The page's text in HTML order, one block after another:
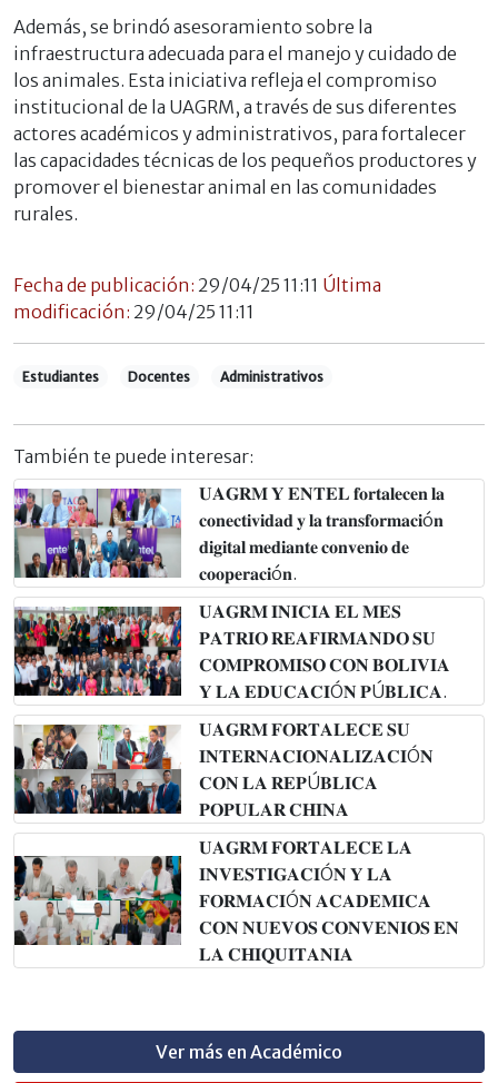
Además, se brindó asesoramiento sobre la
infraestructura adecuada para el manejo y cuidado de
los animales. Esta iniciativa refleja el compromiso
institucional de la UAGRM, a través de sus diferentes
actores académicos y administrativos, para fortalecer
las capacidades técnicas de los pequeños productores y
promover el bienestar animal en las comunidades
rurales.
Fecha de publicación: 29/04/25 11:11 Última
modificación: 29/04/25 11:11
Estudiantes Docentes Administrativos
También te puede interesar:
𝐔𝐀𝐆𝐑𝐌 𝐘 𝐄𝐍𝐓𝐄𝐋 𝐟𝐨𝐫𝐭𝐚𝐥𝐞𝐜𝐞𝐧 𝐥𝐚
𝐜𝐨𝐧𝐞𝐜𝐭𝐢𝐯𝐢𝐝𝐚𝐝 𝐲 𝐥𝐚 𝐭𝐫𝐚𝐧𝐬𝐟𝐨𝐫𝐦𝐚𝐜𝐢ó𝐧
𝐝𝐢𝐠𝐢𝐭𝐚𝐥 𝐦𝐞𝐝𝐢𝐚𝐧𝐭𝐞 𝐜𝐨𝐧𝐯𝐞𝐧𝐢𝐨 𝐝𝐞
𝐜𝐨𝐨𝐩𝐞𝐫𝐚𝐜𝐢ó𝐧.
𝐔𝐀𝐆𝐑𝐌 𝐈𝐍𝐈𝐂𝐈𝐀 𝐄𝐋 𝐌𝐄𝐒
𝐏𝐀𝐓𝐑𝐈𝐎 𝐑𝐄𝐀𝐅𝐈𝐑𝐌𝐀𝐍𝐃𝐎 𝐒𝐔
𝐂𝐎𝐌𝐏𝐑𝐎𝐌𝐈𝐒𝐎 𝐂𝐎𝐍 𝐁𝐎𝐋𝐈𝐕𝐈𝐀
𝐘 𝐋𝐀 𝐄𝐃𝐔𝐂𝐀𝐂𝐈Ó𝐍 𝐏Ú𝐁𝐋𝐈𝐂𝐀.
𝐔𝐀𝐆𝐑𝐌 𝐅𝐎𝐑𝐓𝐀𝐋𝐄𝐂𝐄 𝐒𝐔
𝐈𝐍𝐓𝐄𝐑𝐍𝐀𝐂𝐈𝐎𝐍𝐀𝐋𝐈𝐙𝐀𝐂𝐈Ó𝐍
𝐂𝐎𝐍 𝐋𝐀 𝐑𝐄𝐏Ú𝐁𝐋𝐈𝐂𝐀
𝐏𝐎𝐏𝐔𝐋𝐀𝐑 𝐂𝐇𝐈𝐍𝐀
𝐔𝐀𝐆𝐑𝐌 𝐅𝐎𝐑𝐓𝐀𝐋𝐄𝐂𝐄 𝐋𝐀
𝐈𝐍𝐕𝐄𝐒𝐓𝐈𝐆𝐀𝐂𝐈Ó𝐍 𝐘 𝐋𝐀
𝐅𝐎𝐑𝐌𝐀𝐂𝐈Ó𝐍 𝐀𝐂𝐀𝐃𝐄𝐌𝐈𝐂𝐀
𝐂𝐎𝐍 𝐍𝐔𝐄𝐕𝐎𝐒 𝐂𝐎𝐍𝐕𝐄𝐍𝐈𝐎𝐒 𝐄𝐍
𝐋𝐀 𝐂𝐇𝐈𝐐𝐔𝐈𝐓𝐀𝐍𝐈𝐀
Ver más en Académico